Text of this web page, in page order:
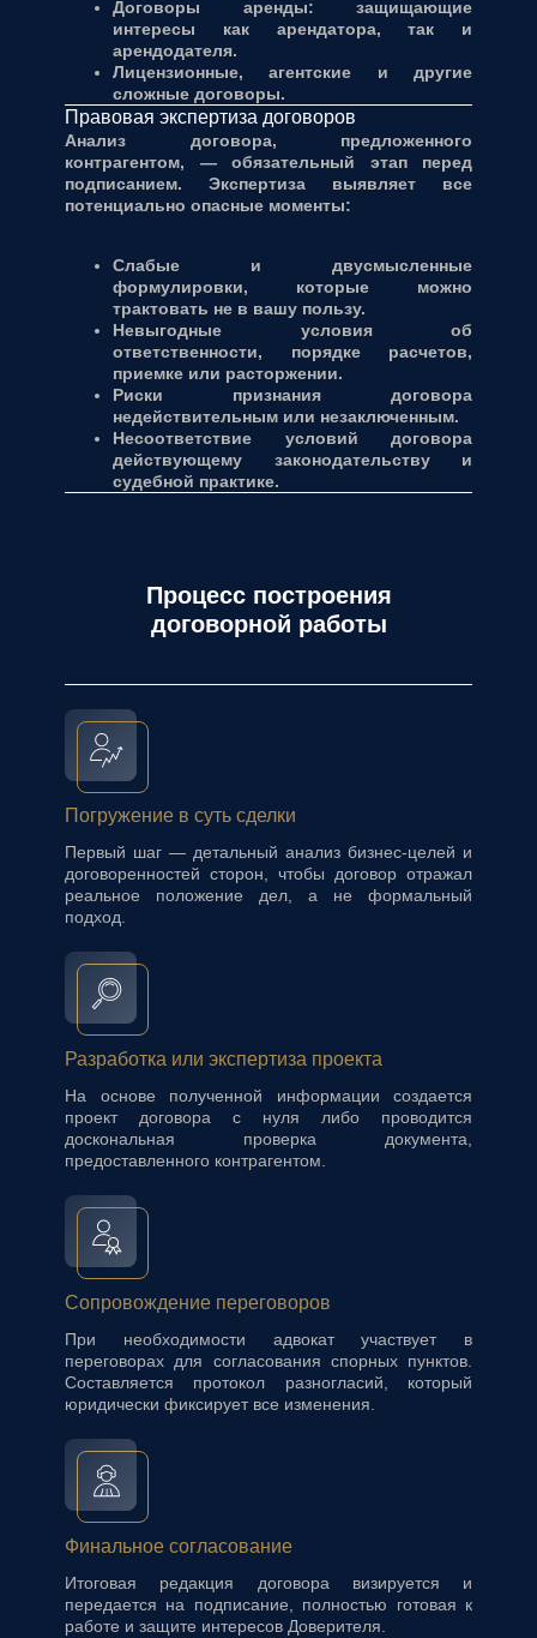
Договоры аренды: защищающие
интересы как арендатора, так и
арендодателя.
Лицензионные, агентские и другие
сложные договоры.
Правовая экспертиза договоров
Анализ договора, предложенного
контрагентом, — обязательный этап перед
подписанием. Экспертиза выявляет все
потенциально опасные моменты:
Слабые и двусмысленные
формулировки, которые можно
трактовать не в вашу пользу.
Невыгодные условия об
ответственности, порядке расчетов,
приемке или расторжении.
Риски признания договора
недействительным или незаключенным.
Несоответствие условий договора
действующему законодательству и
судебной практике.
Процесс построения
договорной работы
Погружение в суть сделки
Первый шаг — детальный анализ бизнес-целей и
договоренностей сторон, чтобы договор отражал
реальное положение дел, а не формальный
подход.
Разработка или экспертиза проекта
На основе полученной информации создается
проект договора с нуля либо проводится
доскональная проверка документа,
предоставленного контрагентом.
Сопровождение переговоров
При необходимости адвокат участвует в
переговорах для согласования спорных пунктов.
Составляется протокол разногласий, который
юридически фиксирует все изменения.
Итоговая редакция договора визируется и
передается на подписание, полностью готовая к
работе и защите интересов Доверителя.
Финальное согласование